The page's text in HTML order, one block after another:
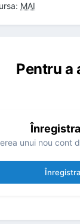
MAI
Pentru a
unui nou cont